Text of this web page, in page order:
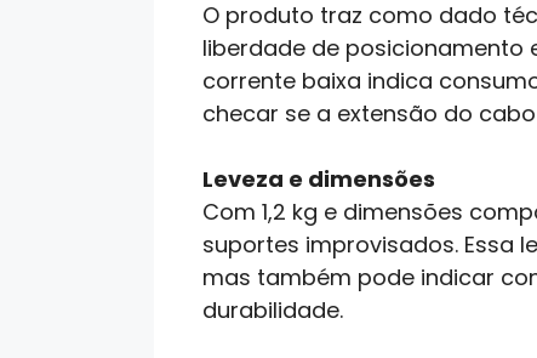
O produto traz como dado
liberdade de posicionamento
corrente baixa indica
checar se a extensão do
Leveza e dimensões
Com 1,2 kg e dimensões
suportes improvisados. Essa
mas também pode indicar
durabilidade.